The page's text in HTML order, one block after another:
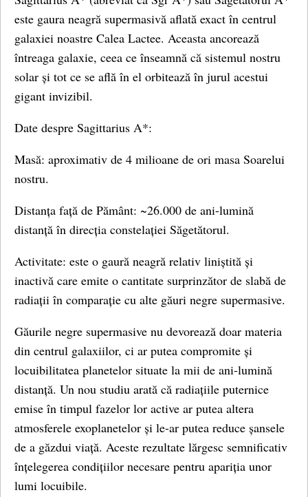
este gaura neagră supermasivă aflată exact în centrul
galaxiei noastre Calea Lactee. Aceasta ancorează
întreaga galaxie, ceea ce înseamnă că sistemul nostru
solar și tot ce se află în el orbitează în jurul acestui
gigant invizibil.
Date despre Sagittarius A*:
Masă: aproximativ de 4 milioane de ori masa Soarelui
nostru.
Distanța față de Pământ: ~26.000 de ani-lumină
distanță în direcția constelației Săgetătorul.
Activitate: este o gaură neagră relativ liniștită și
inactivă care emite o cantitate surprinzător de slabă de
radiații în comparație cu alte găuri negre supermasive.
Găurile negre supermasive nu devorează doar materia
din centrul galaxiilor, ci ar putea compromite și
locuibilitatea planetelor situate la mii de ani-lumină
distanță. Un nou studiu arată că radiațiile puternice
emise în timpul fazelor lor active ar putea altera
atmosferele exoplanetelor și le-ar putea reduce șansele
de a găzdui viață. Aceste rezultate lărgesc semnificativ
înțelegerea condițiilor necesare pentru apariția unor
lumi locuibile.